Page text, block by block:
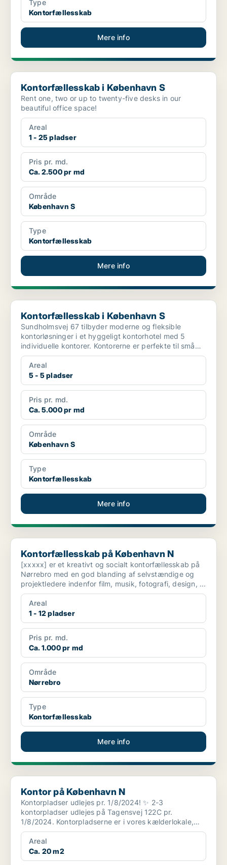
Type
Kontorfællesskab
Mere info
Kontorfællesskab i København S
Kontorfællesskab i København S
Rent one, two or up to twenty-five desks in our
beautiful office space!
Areal
1 - 25 pladser
Pris pr. md.
Ca. 2.500 pr md
Område
København S
Type
Kontorfællesskab
Mere info
Kontorfællesskab i København S
Kontorfællesskab i København S
Sundholmsvej 67 tilbyder moderne og fleksible
kontorløsninger i et hyggeligt kontorhotel med 5
individuelle kontorer. Kontorerne er perfekte til små
virksomh...
Areal
5 - 5 pladser
Pris pr. md.
Ca. 5.000 pr md
Område
København S
Type
Kontorfællesskab
Mere info
Kontorfællesskab på København N
Kontorfællesskab på København N
[xxxxx] er et kreativt og socialt kontorfællesskab på
Nørrebro med en god blanding af selvstændige og
projektledere indenfor film, musik, fotografi, design, ...
Areal
1 - 12 pladser
Pris pr. md.
Ca. 1.000 pr md
Område
Nørrebro
Type
Kontorfællesskab
Mere info
Kontor på København N
Kontor på København N
Kontorpladser udlejes pr. 1/8/2024! ✨ 2-3
kontorpladser udlejes på Tagensvej 122C pr.
1/8/2024. Kontorpladserne er i vores kælderlokale,
som er 20 kvm. ...
Areal
Ca. 20 m2